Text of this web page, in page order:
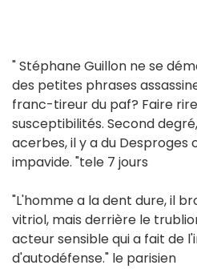
" Stéphane Guillon ne se
des petites phrases
franc-tireur du paf? Faire
susceptibilités. Second
acerbes, il y a du Desproges
impavide. "tele 7 jours
"L'homme a la dent dure, il
vitriol, mais derrière le
acteur sensible qui a fait de
d'autodéfense." le parisien